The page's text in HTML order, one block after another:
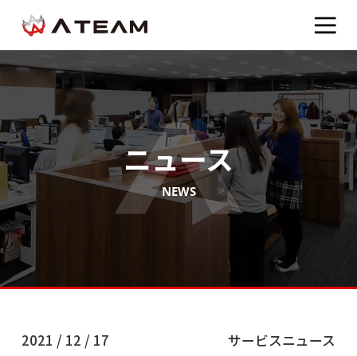
ニュース
NEWS
2021 / 12 / 17
サービスニュース